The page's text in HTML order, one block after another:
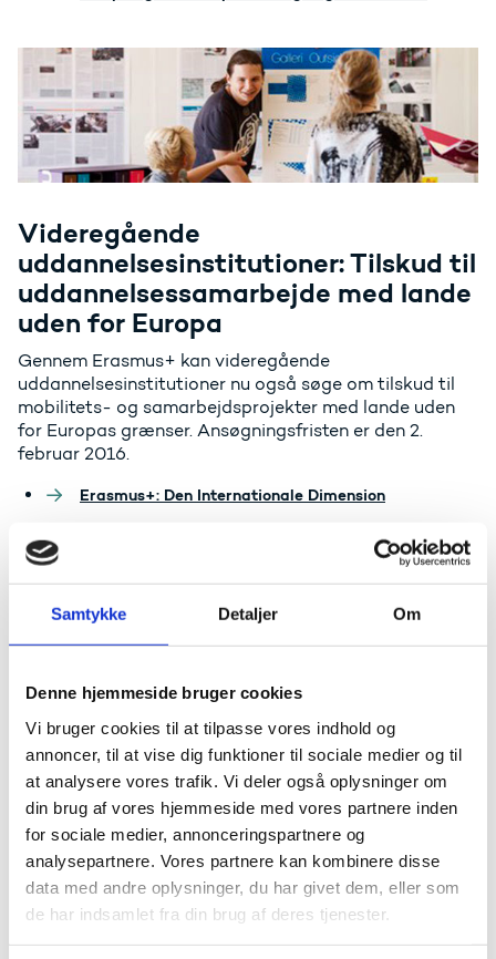
Samtykke Detaljer Om
Denne hjemmeside bruger cookies
Vi bruger cookies til at tilpasse vores indhold og
annoncer, til at vise dig funktioner til sociale medier og til
at analysere vores trafik. Vi deler også oplysninger om
din brug af vores hjemmeside med vores partnere inden
for sociale medier, annonceringspartnere og
analysepartnere. Vores partnere kan kombinere disse
data med andre oplysninger, du har givet dem, eller som
de har indsamlet fra din brug af deres tjenester.
Videregående
uddannelsesinstitutioner: Tilskud til
uddannelsessamarbejde med lande
uden for Europa
Gennem Erasmus+ kan videregående
uddannelsesinstitutioner nu også søge om tilskud til
mobilitets- og samarbejdsprojekter med lande uden
for Europas grænser. Ansøgningsfristen er den 2.
februar 2016.
Erasmus+: Den Internationale Dimension
Europass har banet vej til job i
udlandet i 10 år
Der er udstedt over 50 millioner Europass CV’er i
Europa siden 2005. I Danmark blev 10-års jubilæet for
Europass markeret med et seminar for nyuddannede
akademikere om karrieremuligheder i udlandet.
Læs nyhed og se ny video om Europass